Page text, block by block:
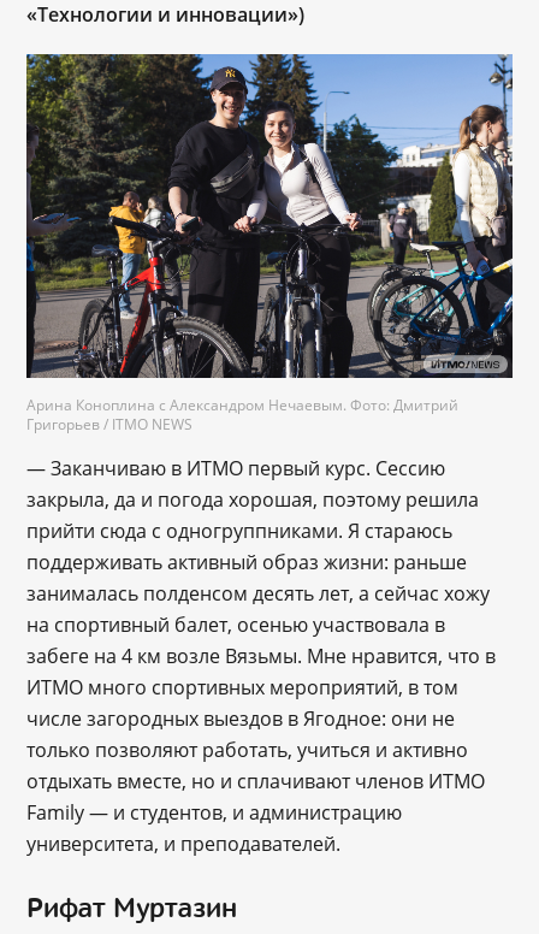
«Технологии и инновации»)
Арина Коноплина с Александром Нечаевым. Фото: Дмитрий
Григорьев / ITMO NEWS
— Заканчиваю в ИТМО первый курс. Сессию
закрыла, да и погода хорошая, поэтому решила
прийти сюда с одногруппниками. Я стараюсь
поддерживать активный образ жизни: раньше
занималась полденсом десять лет, а сейчас хожу
на спортивный балет, осенью участвовала в
забеге на 4 км возле Вязьмы. Мне нравится, что в
ИТМО много спортивных мероприятий, в том
числе загородных выездов в Ягодное: они не
только позволяют работать, учиться и активно
отдыхать вместе, но и сплачивают членов ИТМО
Family — и студентов, и администрацию
университета, и преподавателей.
Рифат Муртазин